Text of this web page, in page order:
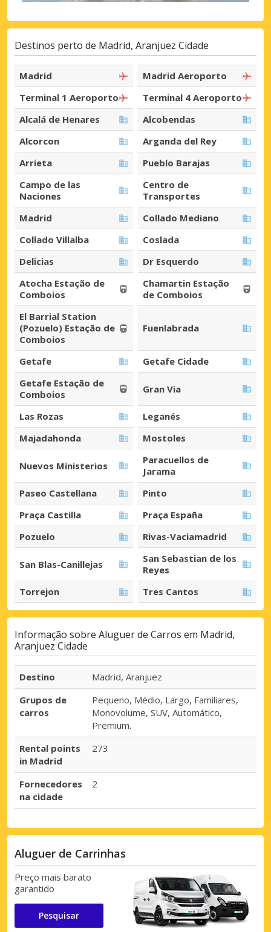
Destinos perto de Madrid, Aranjuez Cidade
Madrid
Madrid Aeroporto
Terminal 1 Aeroporto
Terminal 4 Aeroporto
Alcalá de Henares
Alcobendas
Alcorcon
Arganda del Rey
Arrieta
Pueblo Barajas
Campo de las
Naciones
Centro de
Transportes
Madrid
Collado Mediano
Collado Villalba
Coslada
Delicias
Dr Esquerdo
Atocha Estação de
Comboios
Chamartin Estação
de Comboios
El Barrial Station
(Pozuelo) Estação de
Comboios
Fuenlabrada
Getafe
Getafe Cidade
Getafe Estação de
Comboios
Gran Via
Las Rozas
Leganés
Majadahonda
Mostoles
Nuevos Ministerios
Paracuellos de
Jarama
Paseo Castellana
Pinto
Praça Castilla
Praça España
Pozuelo
Rivas-Vaciamadrid
San Blas-Canillejas
San Sebastian de los
Reyes
Torrejon
Tres Cantos
Informação sobre Aluguer de Carros em Madrid,
Aranjuez Cidade
Destino
Madrid, Aranjuez
Grupos de
carros
Pequeno, Médio, Largo, Familiares,
Monovolume, SUV, Automático,
Premium.
Rental points
in Madrid
273
Fornecedores
na cidade
2
Aluguer de Carrinhas
Preço mais barato
garantido
Pesquisar